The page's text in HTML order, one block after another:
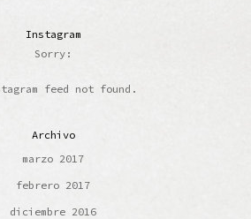
Instagram
Sorry:
feed not found.
Archivo
marzo 2017
febrero 2017
diciembre 2016